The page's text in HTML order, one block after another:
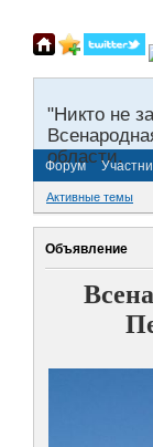
"Никто не
области.
Форум
Активные темы
Объявление